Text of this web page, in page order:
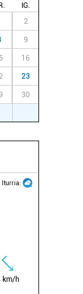
IG.
2
9
16
23
30
Iturria:
km/h